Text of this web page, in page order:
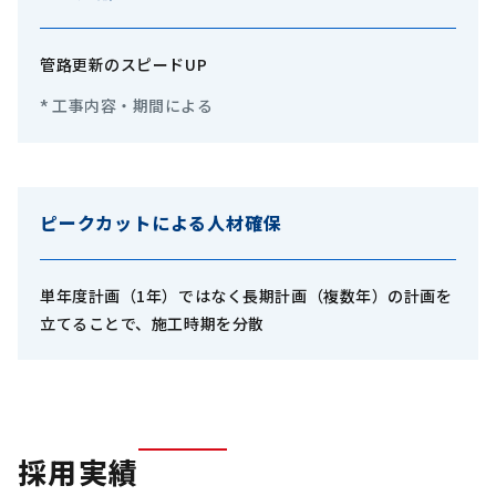
管路更新のスピードUP
工事内容・期間による
ピークカットによる人材確保
単年度計画（1年）ではなく長期計画（複数年）の計画を
立てることで、施工時期を分散
採用実績